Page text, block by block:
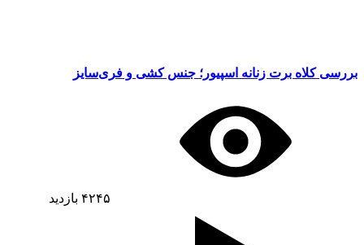
بررسی کلاه برت زنانه اسپیور؛ جنس کشی و فری‌سایز
۴۲۴۵ بازدید